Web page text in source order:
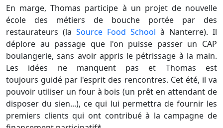
En marge, Thomas participe à un projet de nouvelle
école des métiers de bouche portée par des
restaurateurs (la Source Food School à Nanterre). Il
déplore au passage que l'on puisse passer un CAP
boulangerie, sans avoir appris le pétrissage à la main.
Les idées ne manquent pas et Thomas est
toujours guidé par l'esprit des rencontres. Cet été, il va
pouvoir utiliser un four à bois (un prêt en attendant de
disposer du sien...), ce qui lui permettra de fournir les
premiers clients qui ont contribué à la campagne de